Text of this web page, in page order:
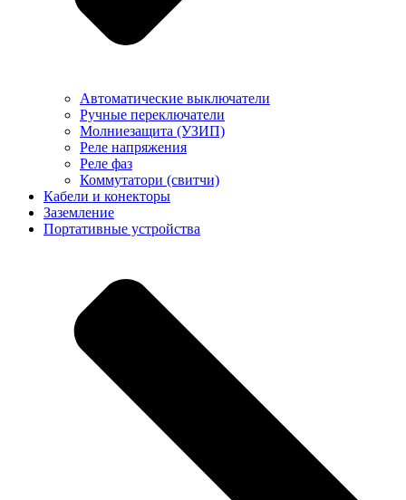
Автоматические выключатели
Ручные переключатели
Молниезащита (УЗИП)
Реле напряжения
Реле фаз
Коммутатори (свитчи)
Кабели и конекторы
Заземление
Портативные устройства